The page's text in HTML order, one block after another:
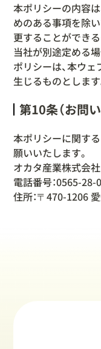
本ポリシーの内容
めのある事項を除
更することができ
当社が別途定める
ポリシーは、本ウ
生じるものとします
第10条（お問
本ポリシーに関す
願いいたします。
オカタ産業株式会社
電話番号：0565-28-
住所：〒470-1206